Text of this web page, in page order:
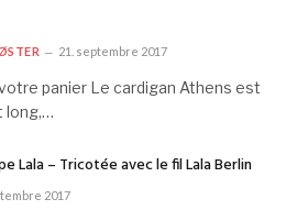
21. septembre 2017
panier Le cardigan Athens est
long,…
Lala – Tricotée avec le fil Lala Berlin
2017